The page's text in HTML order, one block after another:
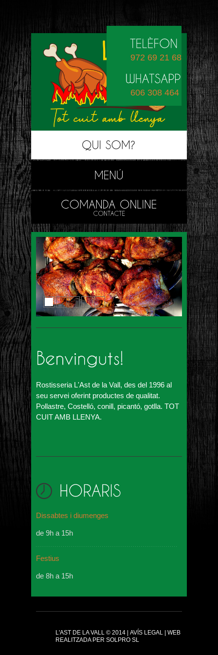
972 69 21 68
606 308 464
Rostisseria L'Ast de la Vall, des del 1996 al
seu servei oferint productes de qualitat.
Pollastre, Costelló, conill, picantó, gotlla. TOT
CUIT AMB LLENYA.
Dissabtes i diumenges
de 9h a 15h
Festius
de 8h a 15h
L'AST DE LA VALL © 2014 | AVÍS LEGAL | WEB
REALITZADA PER SOLPRO SL